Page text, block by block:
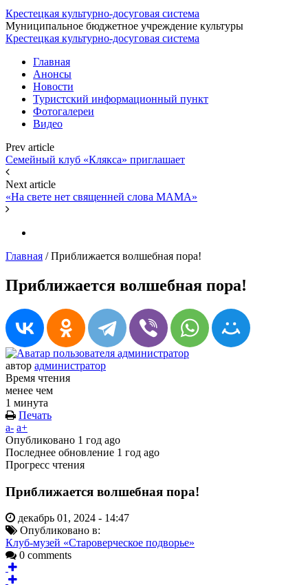
Крестецкая культурно-досуговая система
Муниципальное бюджетное учреждение культуры
Крестецкая культурно-досуговая система
Главная
Анонсы
Новости
Туристский информационный пункт
Фотогалереи
Видео
Prev article
Семейный клуб «Клякса» приглашает
Next article
«На свете нет священней слова МАМА»
Главная /Приближается волшебная пора!
Приближается волшебная пора!
автор администратор
Время чтения
менее чем
1 минута
Печать
a- a+
Опубликовано 1 год ago
Последнее обновление 1 год ago
Прогресс чтения
Приближается волшебная пора!
декабрь 01, 2024 - 14:47
Опубликовано в:
Клуб-музей «Староверческое подворье»
0 comments